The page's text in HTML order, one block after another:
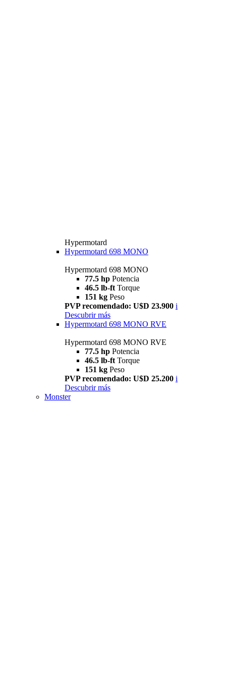
Hypermotard
Hypermotard 698 MONO
Hypermotard 698 MONO
77.5 hp Potencia
46.5 lb-ft Torque
151 kg Peso
PVP recomendado: U$D 23.900 i
Descubrir más
Hypermotard 698 MONO RVE
Hypermotard 698 MONO RVE
77.5 hp Potencia
46.5 lb-ft Torque
151 kg Peso
PVP recomendado: U$D 25.200 i
Descubrir más
Monster